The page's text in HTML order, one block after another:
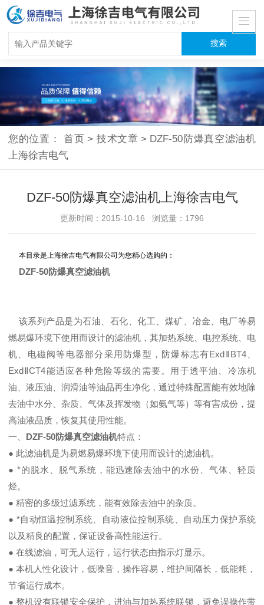
您的位置： 首页 > 技术文章 > DZF-50防爆真空滤油机
上海徐吉电气
DZF-50防爆真空滤油机上海徐吉电气
更新时间：2015-10-16 浏览量：1796
本目录是上海徐吉电气有限公司为您精心选购的：
DZF-50防爆真空滤油机
该系列产品是为石油、石化、化工、煤矿、冶金、电厂等易
燃易爆环境下使用而设计的滤油机，其加热系统、电控系统、电
机、电磁阀等电器部分采用防爆型，防爆标志有ExdⅡBT4、
ExdⅡCT4能适应各种危险等级的需要。用于透平油、冷冻机
油、液压油、润滑油等油品再生净化，通过特殊配置能有效地除
去油中水分、杂质、气体及挥发物（如氨气等）等有害成份，提
高油液品质，恢复其使用性能。
一、 DZF-50防爆真空滤油机特点：
● 此滤油机是为易燃易爆环境下使用而设计的滤油机。
● *的脱水、脱气系统，能迅速除去油中的水份、气体、轻质
烃。
● 精密的多级过滤系统，能有效除去油中的杂质。
● *自动恒温控制系统、自动液位控制系统、自动压力保护系统
以及精良的配置，保证设备高性能运行。
● 在线滤油，可无人运行，运行状态由指示灯显示。
● 本机人性化设计，低噪音，操作容易，维护间隔长，低能耗，
节省运行成本。
● 整机设有联锁安全保护，进油与加热系统联锁，避免误操作带